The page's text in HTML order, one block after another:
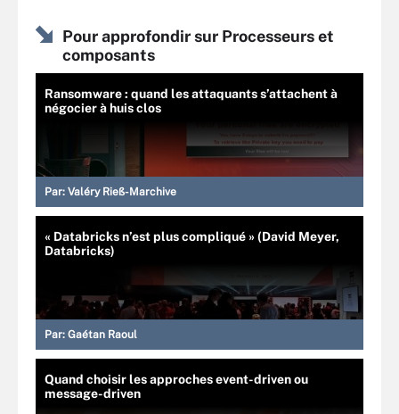
Pour approfondir sur Processeurs et
composants
Ransomware : quand les attaquants s’attachent à
négocier à huis clos
Par: Valéry Rieß-Marchive
« Databricks n’est plus compliqué » (David Meyer,
Databricks)
Par: Gaétan Raoul
Quand choisir les approches event-driven ou
message-driven